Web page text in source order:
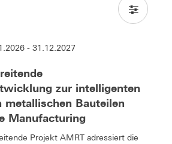
- 31.12.2027
zur intelligenten
metallischen Bauteilen
Manufacturing
Projekt AMRT adressiert die